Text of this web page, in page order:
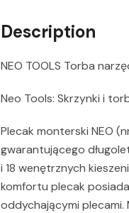
Description
NEO TOOLS Torba
Neo Tools: Skrzynki i
Plecak monterski NEO
gwarantującego
i 18 wenętrznych
komfortu plecak
oddychającymi plecami.